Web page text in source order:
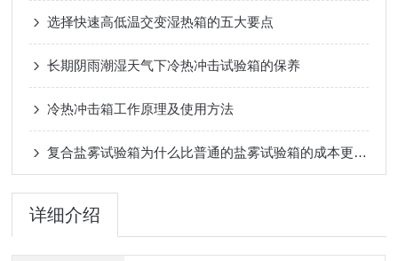
选择快速高低温交变湿热箱的五大要点
长期阴雨潮湿天气下冷热冲击试验箱的保养
冷热冲击箱工作原理及使用方法
复合盐雾试验箱为什么比普通的盐雾试验箱的成本更高？
详细介绍